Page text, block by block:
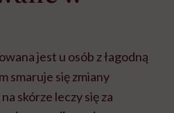
jest u osób z łagodną
smaruje się zmiany
skórze leczy sięza